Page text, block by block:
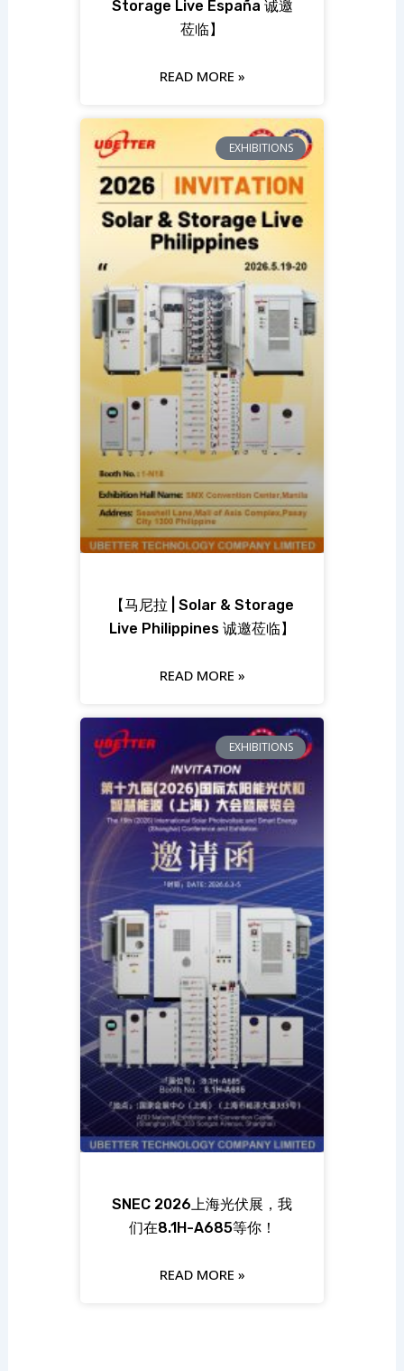
Storage Live España 诚邀
莅临】
READ MORE »
EXHIBITIONS
【马尼拉 | Solar & Storage
Live Philippines 诚邀莅临】
READ MORE »
EXHIBITIONS
SNEC 2026上海光伏展，我
们在8.1H-A685等你！
READ MORE »